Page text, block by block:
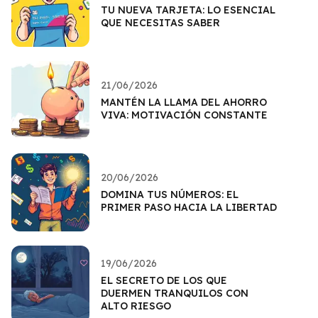
TU NUEVA TARJETA: LO ESENCIAL
QUE NECESITAS SABER
21/06/2026
MANTÉN LA LLAMA DEL AHORRO
VIVA: MOTIVACIÓN CONSTANTE
20/06/2026
DOMINA TUS NÚMEROS: EL
PRIMER PASO HACIA LA LIBERTAD
19/06/2026
EL SECRETO DE LOS QUE
DUERMEN TRANQUILOS CON
ALTO RIESGO